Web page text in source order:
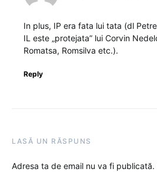
In plus, IP era fata lui tata (dl
IL este „protejata” lui Corvin
Romatsa, Romsilva etc.).
Reply
LASĂ UN RĂSPUNS
Adresa ta de email nu va fi publicată.